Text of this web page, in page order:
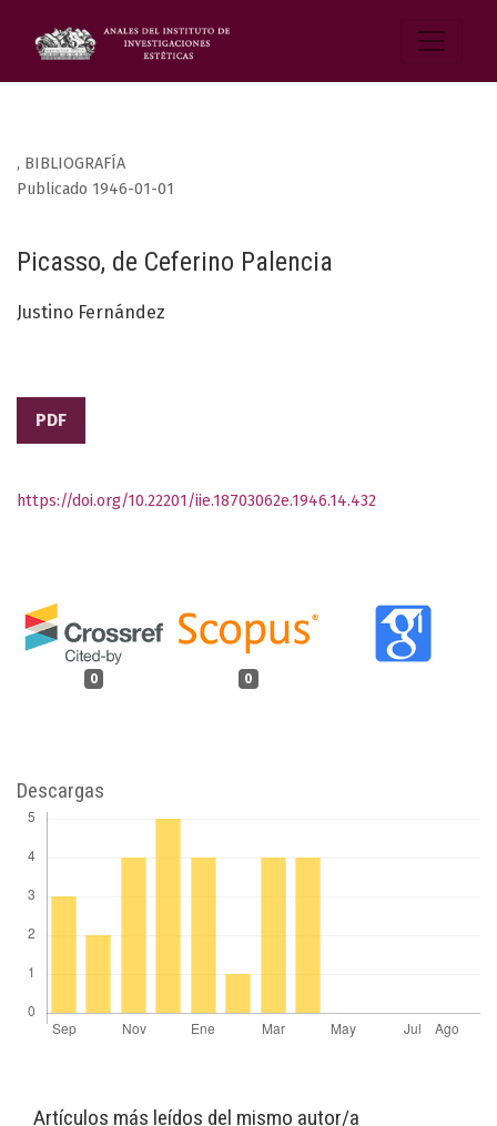
, BIBLIOGRAFÍA
Picasso, de Ceferino Palencia
Publicado 1946-01-01
Justino Fernández
PDF
0 0
https://doi.org/10.22201/iie.18703062e.1946.14.432
Descargas
Artículos más leídos del mismo autor/a